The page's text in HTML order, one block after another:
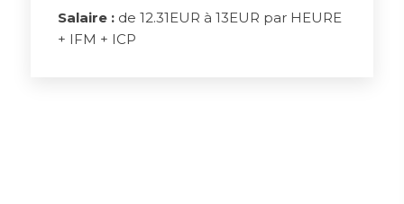
Salaire :de 12.31EUR à 13EUR par HEURE
+ IFM + ICP